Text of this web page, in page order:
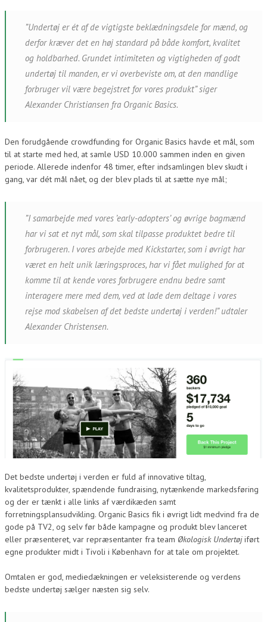
”Undertøj er ét af de vigtigste beklædningsdele for mænd, og
derfor kræver det en høj standard på både komfort, kvalitet
og holdbarhed. Grundet intimiteten og vigtigheden af godt
undertøj til manden, er vi overbeviste om, at den mandlige
forbruger vil være begejstret for vores produkt” siger
Alexander Christiansen fra Organic Basics.
Den forudgående crowdfunding for Organic Basics havde et mål, som
til at starte med hed, at samle USD 10.000 sammen inden en given
periode. Allerede indenfor 48 timer, efter indsamlingen blev skudt i
gang, var dét mål nået, og der blev plads til at sætte nye mål;
”I samarbejde med vores ’early-adopters’ og øvrige bagmænd
har vi sat et nyt mål, som skal tilpasse produktet bedre til
forbrugeren. I vores arbejde med Kickstarter, som i øvrigt har
været en helt unik læringsproces, har vi fået mulighed for at
komme til at kende vores forbrugere endnu bedre samt
interagere mere med dem, ved at lade dem deltage i vores
rejse mod skabelsen af det bedste undertøj i verden!” udtaler
Alexander Christensen.
Det bedste undertøj i verden er fuld af innovative tiltag,
kvalitetsprodukter, spændende fundraising, nytænkende markedsføring
og der er tænkt i alle links af værdikæden samt
forretningsplansudvikling. Organic Basics fik i øvrigt lidt medvind fra de
gode på TV2, og selv før både kampagne og produkt blev lanceret
eller præsenteret, var repræsentanter fra team Økologisk Undertøjiført
egne produkter midt i Tivoli i København for at tale om projektet.
Omtalen er god, mediedækningen er veleksisterende og verdens
bedste undertøj sælger næsten sig selv.